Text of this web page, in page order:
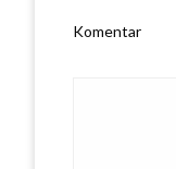
Komentar